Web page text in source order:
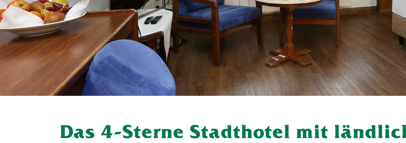
Das 4-Sterne Stadthotel mit